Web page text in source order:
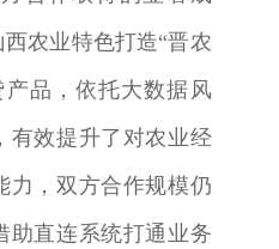
农业特色打造“晋农
品，依托大数据风
有效提升了对农业经
力，双方合作规模仍
助直连系统打通业务